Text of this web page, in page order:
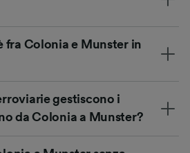
fra Colonia e Munster in
gestiscono i
da Colonia a Munster?